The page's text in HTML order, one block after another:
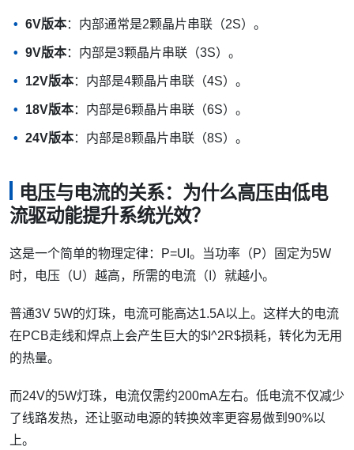
6V版本：内部通常是2颗晶片串联（2S）。
9V版本：内部是3颗晶片串联（3S）。
12V版本：内部是4颗晶片串联（4S）。
18V版本：内部是6颗晶片串联（6S）。
24V版本：内部是8颗晶片串联（8S）。
电压与电流的关系：为什么高压由低电
流驱动能提升系统光效？
这是一个简单的物理定律：P=UI。当功率（P）固定为5W
时，电压（U）越高，所需的电流（I）就越小。
普通3V 5W的灯珠，电流可能高达1.5A以上。这样大的电流
在PCB走线和焊点上会产生巨大的$I^2R$损耗，转化为无用
的热量。
而24V的5W灯珠，电流仅需约200mA左右。低电流不仅减少
了线路发热，还让驱动电源的转换效率更容易做到90%以
上。